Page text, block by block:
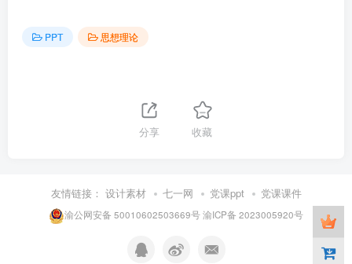
PPT 思想理论
分享 收藏
友情链接： 设计素材 七一网 党课ppt 党课课件
渝公网安备 50010602503669号渝ICP备 2023005920号